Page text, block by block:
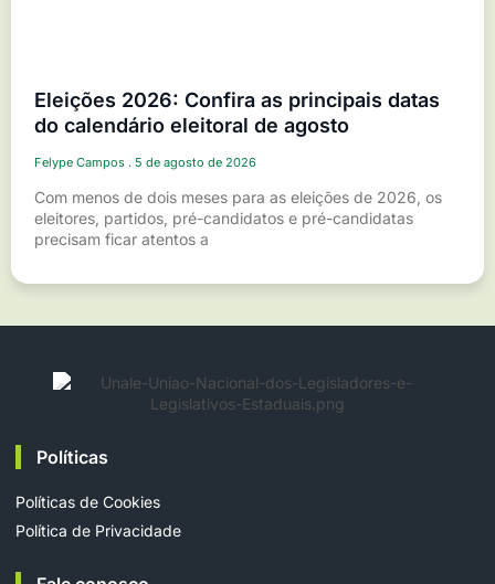
Eleições 2026: Confira as principais datas
do calendário eleitoral de agosto
Felype Campos 5 de agosto de 2026
Com menos de dois meses para as eleições de 2026, os
eleitores, partidos, pré-candidatos e pré-candidatas
precisam ficar atentos a
Políticas
Políticas de Cookies
Política de Privacidade